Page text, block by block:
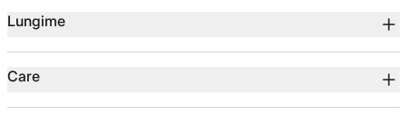
Lungime
Care